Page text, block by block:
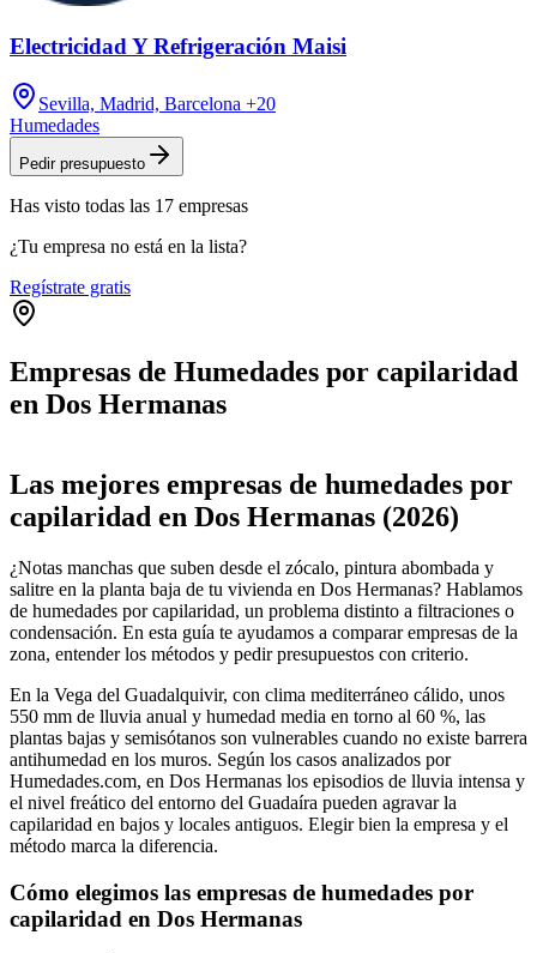
Electricidad Y Refrigeración Maisi
Sevilla, Madrid, Barcelona +20
Humedades
Pedir presupuesto
Has visto todas las 17 empresas
¿Tu empresa no está en la lista?
Regístrate gratis
Empresas de Humedades por capilaridad
en Dos Hermanas
+
−
Las mejores empresas de humedades por
capilaridad en Dos Hermanas (2026)
¿Notas manchas que suben desde el zócalo, pintura abombada y
salitre en la planta baja de tu vivienda en Dos Hermanas? Hablamos
de humedades por capilaridad, un problema distinto a filtraciones o
condensación. En esta guía te ayudamos a comparar empresas de la
zona, entender los métodos y pedir presupuestos con criterio.
En la Vega del Guadalquivir, con clima mediterráneo cálido, unos
550 mm de lluvia anual y humedad media en torno al 60 %, las
plantas bajas y semisótanos son vulnerables cuando no existe barrera
antihumedad en los muros. Según los casos analizados por
Humedades.com, en Dos Hermanas los episodios de lluvia intensa y
el nivel freático del entorno del Guadaíra pueden agravar la
capilaridad en bajos y locales antiguos. Elegir bien la empresa y el
método marca la diferencia.
Cómo elegimos las empresas de humedades por
capilaridad en Dos Hermanas